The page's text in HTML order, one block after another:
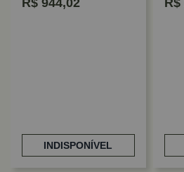
R$ 944,02
INDISPONÍVEL
R$